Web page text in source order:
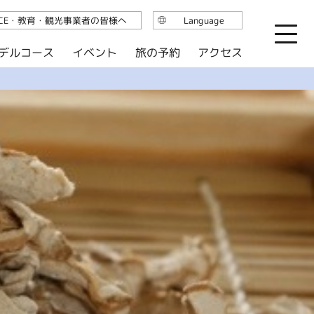
ルコース イベント 旅の予約 アクセス
・教育・観光事業者の皆様へ Language
English
简体中文
한국어